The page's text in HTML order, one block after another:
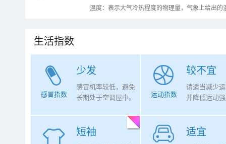
温度：表示大气冷热程度的物理量，气象上给出
生活指数
少发
感冒指数
感冒机率较低，避免
长期处于空调屋中。
较不宜
运动指数
请适当减少
并降低运动
短袖 适宜